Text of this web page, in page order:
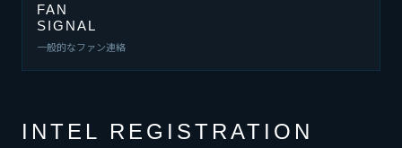
FAN
SIGNAL
一般的なファン連絡
INTEL REGISTRATION